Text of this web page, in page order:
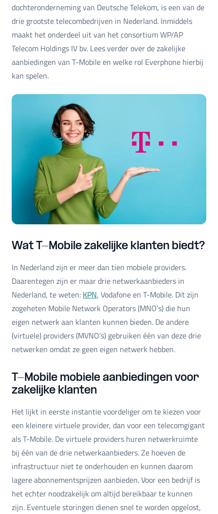
dochteronderneming van Deutsche Telekom, is een van de
drie grootste telecombedrijven in Nederland. Inmiddels
maakt het onderdeel uit van het consortium WP/AP
Telecom Holdings IV bv. Lees verder over de zakelijke
aanbiedingen van T-Mobile en welke rol Everphone hierbij
kan spelen.
Wat T-Mobile zakelijke klanten biedt?
In Nederland zijn er meer dan tien mobiele providers.
Daarentegen zijn er maar drie netwerkaanbieders in
Nederland, te weten: KPN, Vodafone en T-Mobile. Dit zijn
zogeheten Mobile Network Operators (MNO’s) die hun
eigen netwerk aan klanten kunnen bieden. De andere
(virtuele) providers (MVNO’s) gebruiken één van deze drie
netwerken omdat ze geen eigen netwerk hebben.
T-Mobile mobiele aanbiedingen voor
zakelijke klanten
Het lijkt in eerste instantie voordeliger om te kiezen voor
een kleinere virtuele provider, dan voor een telecomgigant
als T-Mobile. De virtuele providers huren netwerkruimte
bij één van de drie netwerkaanbieders. Ze hoeven de
infrastructuur niet te onderhouden en kunnen daarom
lagere abonnementsprijzen aanbieden. Voor een bedrijf is
het echter noodzakelijk om altijd bereikbaar te kunnen
zijn. Eventuele storingen dienen snel te worden opgelost,